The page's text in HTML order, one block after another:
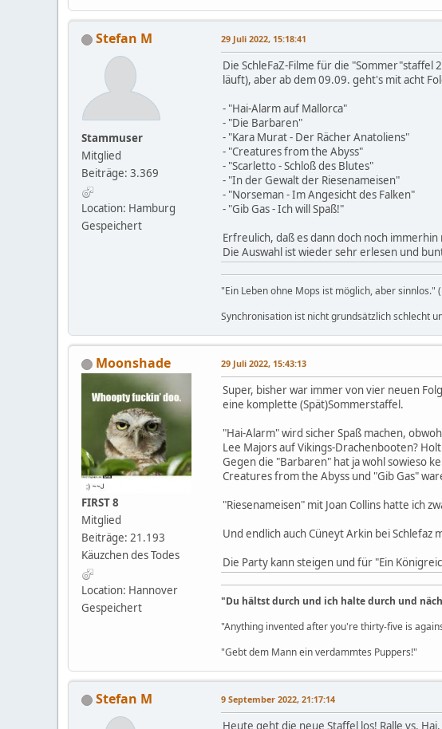
Stefan M
Stammuser
Mitglied
Beiträge: 3.369
Location: Hamburg
Gespeichert
29 Juli 2022, 15:18:41
Die SchleFaZ-Filme für die
läuft), aber ab dem 09.09. geht's mit acht
- "Hai-Alarm auf Mallorca"
- "Die Barbaren"
- "Kara Murat - Der Rächer Anatoliens"
- "Creatures from the Abyss"
- "Scarletto - Schloß des Blutes"
- "In der Gewalt der Riesenameisen"
- "Norseman - Im Angesicht des Falken"
- "Gib Gas - Ich will Spaß!"
Erfreulich, daß es dann doch noch
Die Auswahl ist wieder sehr erlesen und
"Ein Leben ohne Mops ist möglich, aber sinnlos."
Synchronisation ist nicht grundsätzlich schlecht
Moonshade
FIRST 8
Mitglied
Beiträge: 21.193
Käuzchen des Todes
Location: Hannover
Gespeichert
29 Juli 2022, 15:43:13
Super, bisher war immer von vier neuen
eine komplette (Spät)Sommerstaffel.
"Hai-Alarm" wird sicher Spaß machen,
Lee Majors auf Vikings-Drachenbooten?
Gegen die "Barbaren" hat ja wohl sowieso
Creatures from the Abyss und "Gib Gas"
"Riesenameisen" mit Joan Collins hatte ich
Und endlich auch Cüneyt Arkin bei
Die Party kann steigen und für "Ein
"Du hältst durch und ich halte durch und
"Anything invented after you're thirty-five is
"Gebt dem Mann ein verdammtes Puppers!"
Stefan M 9 September 2022, 21:17:14
Heute geht die neue Staffel los! Ralle vs. Hai.